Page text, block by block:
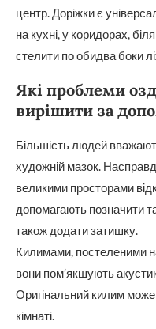
центр. Доріжки є
на кухні, у коридорах,
стелити по обидва боки
Які проблеми
вирішити за
Більшість людей
художній мазок.
великими просторами
допомагають позначити
також додати затишку.
Килимами, постеленими
вони пом’якшують
Оригінальний килим
кімнаті.